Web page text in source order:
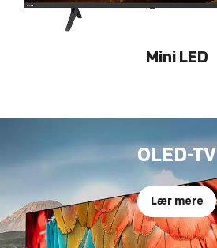
Mini LED
OLED-TV
Lær mere